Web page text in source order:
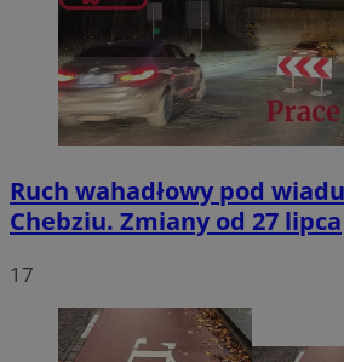
Ruch wahadłowy pod
Chebziu. Zmiany od 27 lipca
17